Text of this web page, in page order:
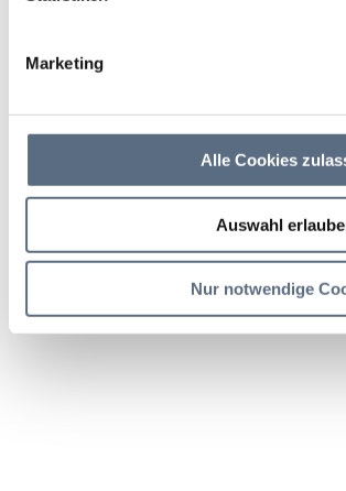
Marketing
Alle Cookies
Auswahl
Nur notwendige